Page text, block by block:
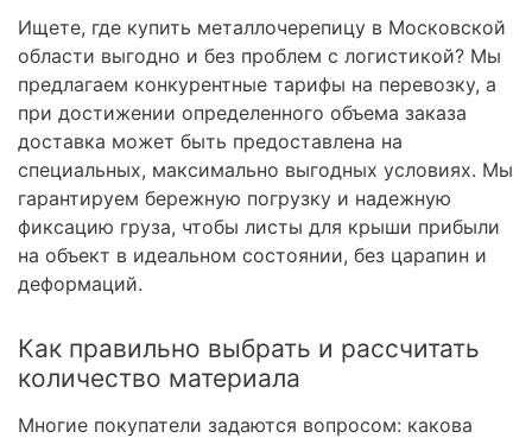
Ищете, где купить металлочерепицу в Московской
области выгодно и без проблем с логистикой? Мы
предлагаем конкурентные тарифы на перевозку, а
при достижении определенного объема заказа
доставка может быть предоставлена на
специальных, максимально выгодных условиях. Мы
гарантируем бережную погрузку и надежную
фиксацию груза, чтобы листы для крыши прибыли
на объект в идеальном состоянии, без царапин и
деформаций.
Как правильно выбрать и рассчитать
количество материала
Многие покупатели задаются вопросом: какова